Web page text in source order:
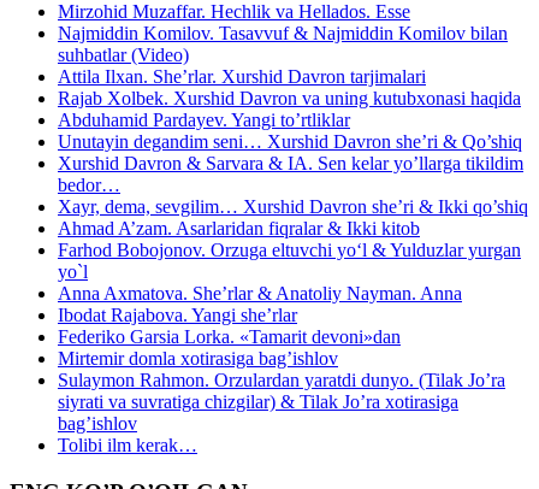
Mirzohid Muzaffar. Hechlik va Hellados. Esse
Najmiddin Komilov. Tasavvuf & Najmiddin Komilov bilan
suhbatlar (Video)
Attila Ilxan. She’rlar. Xurshid Davron tarjimalari
Rajab Xolbek. Xurshid Davron va uning kutubxonasi haqida
Abduhamid Pardayev. Yangi to’rtliklar
Unutayin degandim seni… Xurshid Davron she’ri & Qo’shiq
Xurshid Davron & Sarvara & IA. Sen kelar yo’llarga tikildim
bedor…
Xayr, dema, sevgilim… Xurshid Davron she’ri & Ikki qo’shiq
Ahmad A’zam. Asarlaridan fiqralar & Ikki kitob
Farhod Bobojonov. Orzuga eltuvchi yo‘l & Yulduzlar yurgan
yo`l
Anna Axmatova. She’rlar & Anatoliy Nayman. Anna
Ibodat Rajabova. Yangi she’rlar
Federiko Garsia Lorka. «Tamarit devoni»dan
Mirtemir domla xotirasiga bag’ishlov
Sulaymon Rahmon. Orzulardan yaratdi dunyo. (Tilak Jo’ra
siyrati va suvratiga chizgilar) & Tilak Jo’ra xotirasiga
bag’ishlov
Tolibi ilm kerak…